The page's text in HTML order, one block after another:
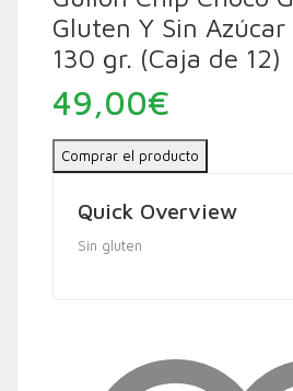
Gluten Y Sin
130 gr. (Caja de 12)
49,00€
Comprar el producto
Quick Overview
Sin gluten